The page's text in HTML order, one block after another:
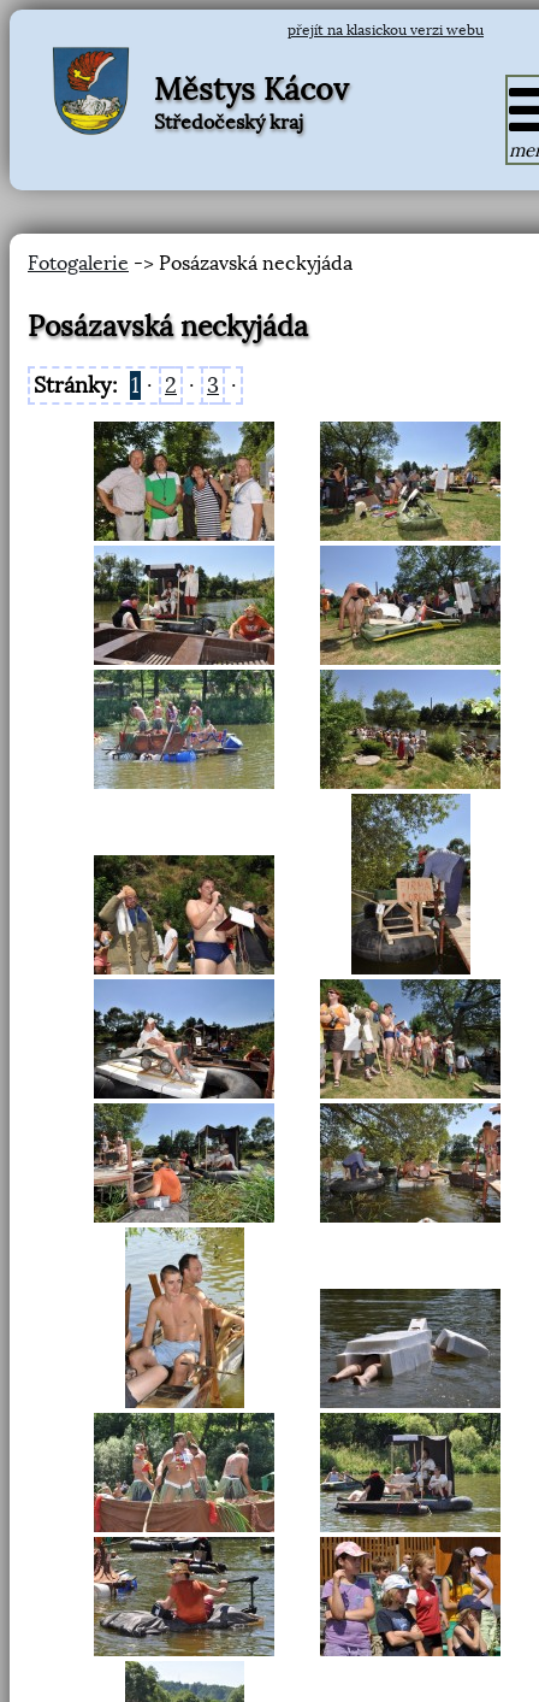
přejít na klasickou verzi webu
Městys Kácov
Středočeský kraj
Fotogalerie -> Posázavská neckyjáda
Posázavská neckyjáda
Stránky: 1 · 2 · 3 ·